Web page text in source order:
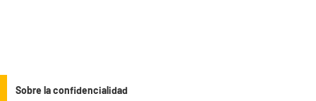
Negro y Gris Carga USB HERO BLACK
Sobre la confidencialidad